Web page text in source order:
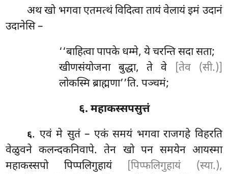
अथ खो भगवा एतमत्थं विदित्वा तायं वेलायं इमं उदानं
उदानेसि –
‘‘बाहित्वा पापके धम्मे, ये चरन्ति सदा सता;
खीणसंयोजना बुद्धा, ते वे
[तेव (सी.)]
लोकस्मि ब्राह्मणा’’ति. पञ्चमं;
६. महाकस्सपसुत्तं
६. एवं मे सुतं – एकं समयं भगवा राजगहे विहरति
वेळुवने कलन्दकनिवापे. तेन खो पन समयेन आयस्मा
महाकस्सपो पिप्पलिगुहायं
[पिप्फलिगुहायं (स्या.),